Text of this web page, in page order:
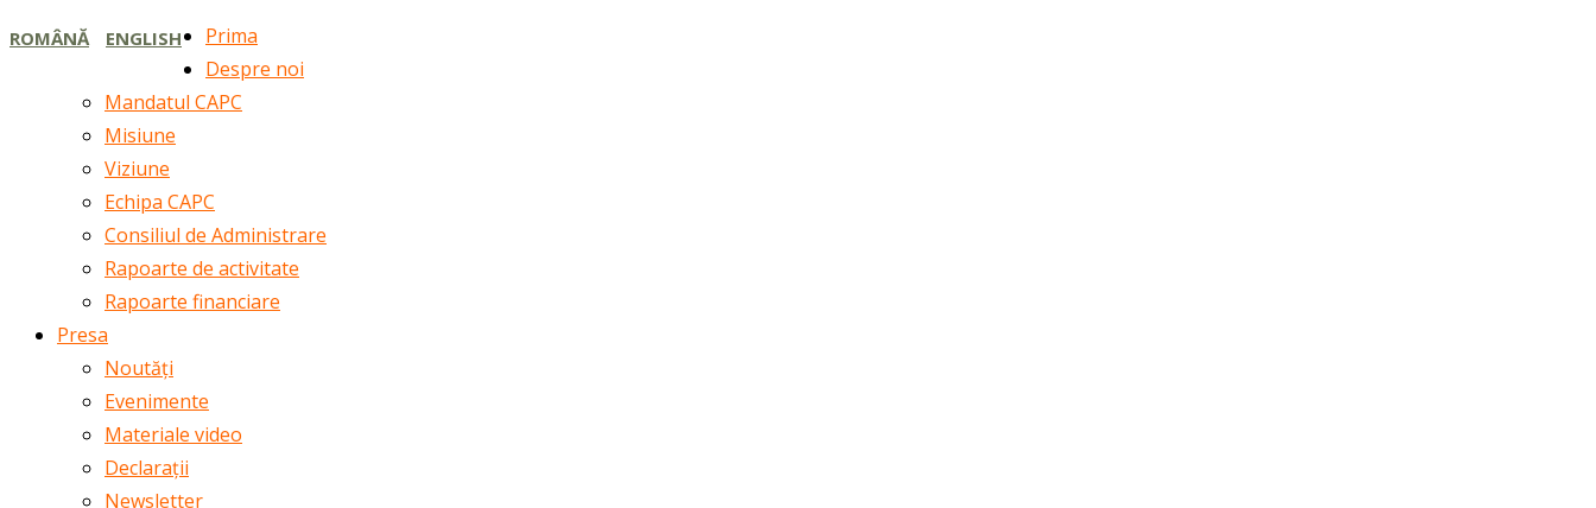
ROMÂNĂ ENGLISH
Prima
Despre noi
Mandatul CAPC
Misiune
Viziune
Echipa CAPC
Consiliul de Administrare
Rapoarte de activitate
Rapoarte financiare
Presa
Noutăți
Evenimente
Materiale video
Declarații
Newsletter